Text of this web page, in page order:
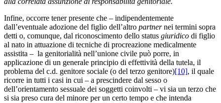
Infine, occorre tener presente che – indipendentemente
dall’eventuale adozione del figlio dell’altro partnernei termini sopra
detti o, comunque, dal riconoscimento dello status giuridico di figlio
al nato in attuazione di tecniche di procreazione medicalmente
assistita – la genitorialità nell’unione civile può porre, in
applicazione di un generale principio di effettività della tutela, il
problema del c.d. genitore sociale (o del terzo genitore)[10], il quale
ricorre in tutti i casi in cui – a prescindere dal sesso o
dell’orientamento sessuale dei soggetti coinvolti – vi sia un terzo che
si sia preso cura del minore per un certo tempo e che intenda